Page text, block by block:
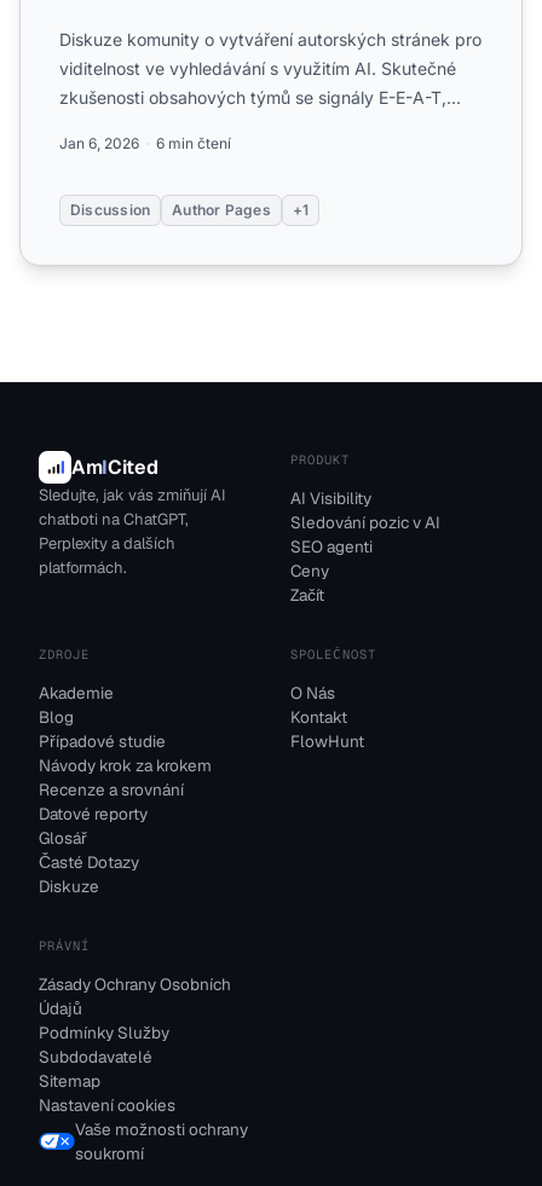
Diskuze komunity o vytváření autorských stránek pro
viditelnost ve vyhledávání s využitím AI. Skutečné
zkušenosti obsahových týmů se signály E-E-A-T,
Jan 6, 2026 6 min čtení
Discussion Author Pages +1
AmICited
Sledujte, jak vás zmiňují AI
chatboti na ChatGPT,
Perplexity a dalších
platformách.
PRODUKT
AI Visibility
Sledování pozic v AI
SEO agenti
Ceny
Začít
ZDROJE
Akademie
Blog
Případové studie
Návody krok za krokem
Recenze a srovnání
Datové reporty
Glosář
Časté Dotazy
Diskuze
SPOLEČNOST
O Nás
Kontakt
FlowHunt
PRÁVNÍ
Zásady Ochrany Osobních
Údajů
Podmínky Služby
Subdodavatelé
Sitemap
Nastavení cookies
Vaše možnosti ochrany
soukromí